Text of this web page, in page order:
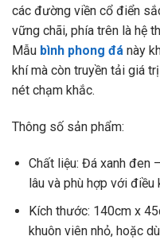
các đường viền cổ điển
vững chãi, phía trên là hệ
Mẫu bình phong đá này
khí mà còn truyền tải giá
nét chạm khắc.
Thông số sản phẩm:
Chất liệu: Đá xanh đen
lâu và phù hợp với
Kích thước: 140cm x
khuôn viên nhỏ, hoặc